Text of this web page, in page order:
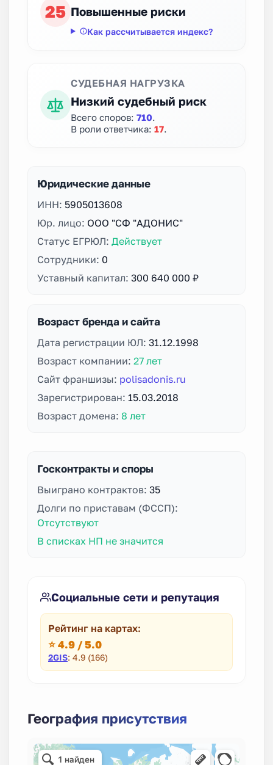
25 Повышенные риски
Как рассчитывается индекс?
СУДЕБНАЯ НАГРУЗКА
Низкий судебный риск
Всего споров: 710
В роли ответчика: 17
Юридические данные
ИНН: 5905013608
Юр. лицо: ООО "СФ "АДОНИС"
Статус ЕГРЮЛ: Действует
Сотрудники: 0
Уставный капитал: 300 640 000 ₽
Возраст бренда и сайта
Дата регистрации ЮЛ: 31.12.1998
Возраст компании: 27 лет
Сайт франшизы: polisadonis.ru
Зарегистрирован: 15.03.2018
Возраст домена: 8 лет
Госконтракты и споры
Выиграно контрактов: 35
Долги по приставам (ФССП):
Отсутствуют
В списках НП не значится
Социальные сети и репутация
Рейтинг на картах:
⭐ 4.9 / 5.0
2GIS: 4.9 (166)
География присутствия